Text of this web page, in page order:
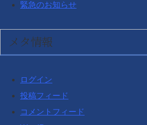
緊急のお知らせ
メタ情報
ログイン
投稿フィード
コメントフィード